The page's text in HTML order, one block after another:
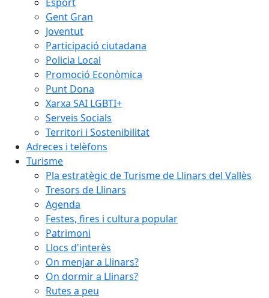
Gent Gran
Joventut
Participació ciutadana
Policia Local
Promoció Econòmica
Punt Dona
Xarxa SAI LGBTI+
Serveis Socials
Territori i Sostenibilitat
Adreces i telèfons
Turisme
Pla estratègic de Turisme de Llinars del Vallès
Tresors de Llinars
Agenda
Festes, fires i cultura popular
Patrimoni
Llocs d'interès
On menjar a Llinars?
On dormir a Llinars?
Rutes a peu